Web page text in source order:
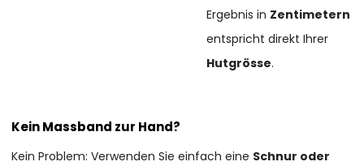
Ergebnis in Zentimetern
entspricht direkt Ihrer
Hutgrösse.
Kein Massband zur Hand?
Kein Problem: Verwenden Sie einfach eine Schnur oder